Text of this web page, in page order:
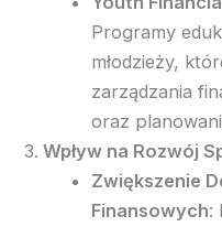
Programy
młodzieży,
zarządzania
oraz
Wpływ na Rozwój
Zwiększenie
Finansowych: